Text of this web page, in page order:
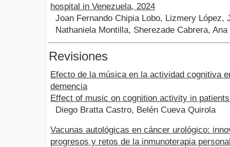
hospital in Venezuela, 2024
Joan Fernando Chipia Lobo, Lizmery López,
Nathaniela Montilla, Sherezade Cabrera, Ana
Revisiones
Efecto de la música en la actividad cognitiva
demencia
Effect of music on cognition activity in
Diego Bratta Castro, Belén Cueva Quirola
Vacunas autológicas en cáncer urológico:
progresos y retos de la inmunoterapia